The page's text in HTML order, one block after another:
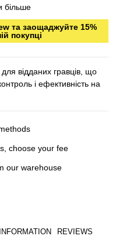
більше
та заощаджуйте 15%
покупці
відданих гравців, що
і ефективність на
choose your fee
our warehouse
REVIEWS